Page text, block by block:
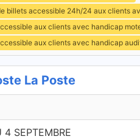
billets accessible 24h/24 aux clients
aux clients avec handicap
aux clients avec handicap
La Poste
SEPTEMBRE